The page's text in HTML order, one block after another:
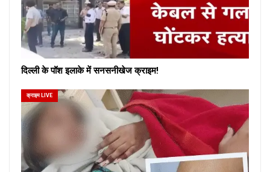
दिल्ली के पॉश इलाके में सनसनीखेज क्राइम!
क्राइम LIVE